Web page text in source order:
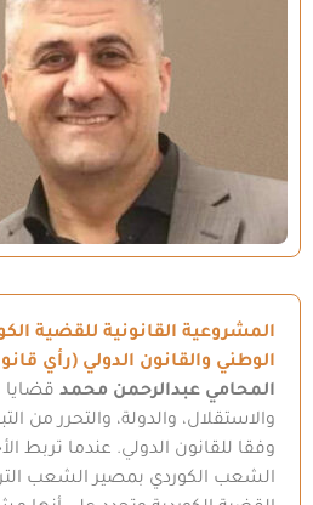
المشروعية القانونية للقضية
الوطني والقانون الدولي (رأي
المحامي عبدالرحمن محمد قضايا
والاستقلال، والدولة، والتحرر من
وفقا للقانون الدولي. عندما تربط
الشعب الكوردي بمصير الشعب